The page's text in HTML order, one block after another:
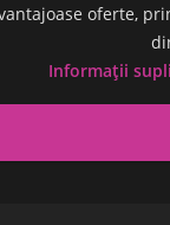
oferte,
Informații